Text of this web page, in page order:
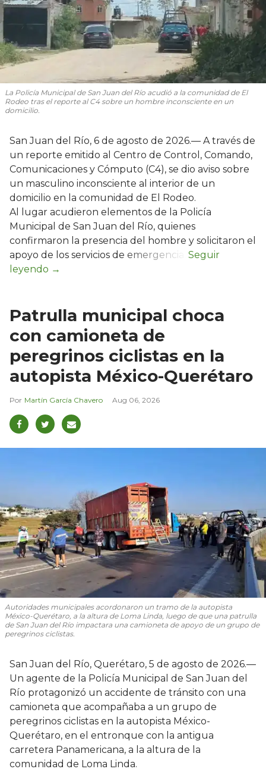
La Policía Municipal de San Juan del Río acudió a la comunidad de El
Rodeo tras el reporte al C4 sobre un hombre inconsciente en un
domicilio.
San Juan del Río, 6 de agosto de 2026.— A través de
un reporte emitido al Centro de Control, Comando,
Comunicaciones y Cómputo (C4), se dio aviso sobre
un masculino inconsciente al interior de un
domicilio en la comunidad de El Rodeo.
Al lugar acudieron elementos de la Policía
Municipal de San Juan del Río, quienes
confirmaron la presencia del hombre y solicitaron el
apoyo de los servicios de emergencia.
Patrulla municipal choca
con camioneta de
peregrinos ciclistas en la
autopista México-Querétaro
Martín García Chavero Aug 06, 2026
Autoridades municipales acordonaron un tramo de la autopista
México-Querétaro, a la altura de Loma Linda, luego de que una patrulla
de San Juan del Río impactara una camioneta de apoyo de un grupo de
peregrinos ciclistas.
San Juan del Río, Querétaro, 5 de agosto de 2026.—
Un agente de la Policía Municipal de San Juan del
Río protagonizó un accidente de tránsito con una
camioneta que acompañaba a un grupo de
peregrinos ciclistas en la autopista México-
Querétaro, en el entronque con la antigua
carretera Panamericana, a la altura de la
comunidad de Loma Linda.